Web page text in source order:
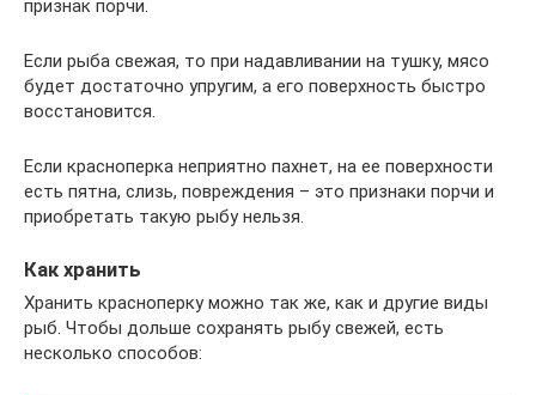
признак порчи.
Если рыба свежая, то при надавливании на тушку, мясо
будет достаточно упругим, а его поверхность быстро
восстановится.
Если красноперка неприятно пахнет, на ее поверхности
есть пятна, слизь, повреждения – это признаки порчи и
приобретать такую рыбу нельзя.
Как хранить
Хранить красноперку можно так же, как и другие виды
рыб. Чтобы дольше сохранять рыбу свежей, есть
несколько способов: